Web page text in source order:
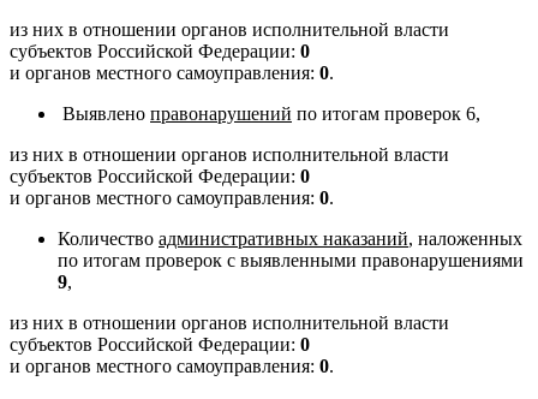
из них в отношении органов исполнительной власти
субъектов Российской Федерации: 0
и органов местного самоуправления: 0.
Выявлено правонарушений по итогам проверок 6,
из них в отношении органов исполнительной власти
субъектов Российской Федерации: 0
и органов местного самоуправления: 0.
Количество административных наказаний, наложенных
по итогам проверок с выявленными правонарушениями
9,
из них в отношении органов исполнительной власти
субъектов Российской Федерации: 0
и органов местного самоуправления: 0.